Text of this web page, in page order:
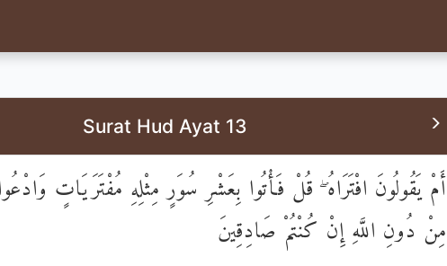
Surat Hud Ayat 13
أَمْ يَقُولُونَ افْتَرَاهُ ۖ قُلْ فَأْتُوا بِعَشْرِ سُوَرٍ مِثْلِهِ مُفْتَرَيَاتٍ
مِنْ دُونِ اللَّهِ إِنْ كُنْتُمْ صَادِقِينَ